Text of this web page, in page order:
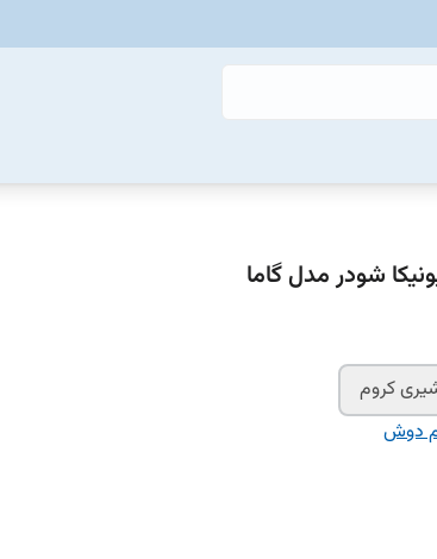
شودر مدل گاما
کروم
دوش